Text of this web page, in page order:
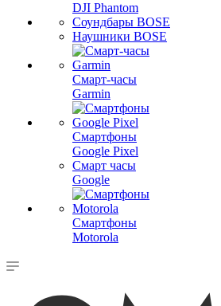
DJI Phantom
Соундбары BOSE
Наушники BOSE
Смарт-часы
Garmin
Смартфоны
Google Pixel
Смарт часы
Google
Смартфоны
Motorola